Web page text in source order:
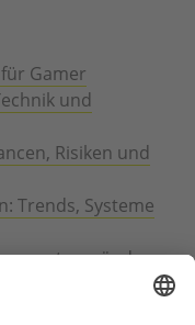
Gamer
und
Risiken und
Trends, Systeme
verändern
Netze und